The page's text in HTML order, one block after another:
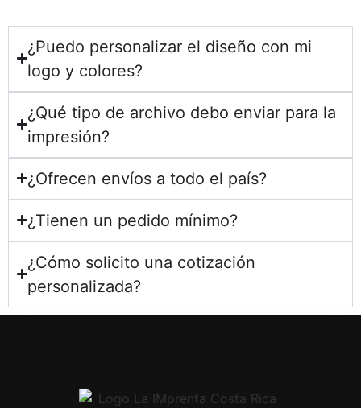
¿Puedo personalizar el diseño con mi
logo y colores?
¿Qué tipo de archivo debo enviar para la
impresión?
¿Ofrecen envíos a todo el país?
¿Tienen un pedido mínimo?
¿Cómo solicito una cotización
personalizada?